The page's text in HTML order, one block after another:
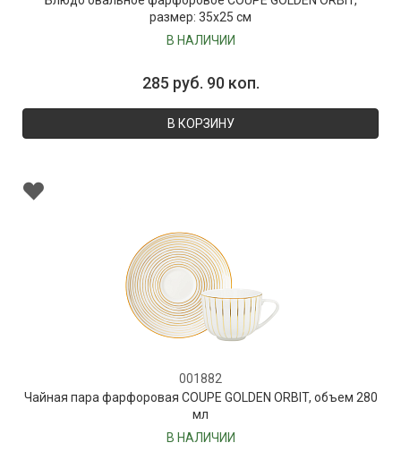
размер: 35х25 см
В НАЛИЧИИ
285 руб. 90 коп.
В КОРЗИНУ
001882
Чайная пара фарфоровая COUPE GOLDEN ORBIT, объем 280
мл
В НАЛИЧИИ